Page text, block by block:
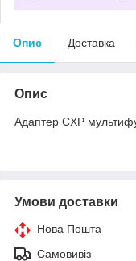
Опис Доставка
Опис
Адаптер CXP
Умови доставки
Нова Пошта
Самовивіз